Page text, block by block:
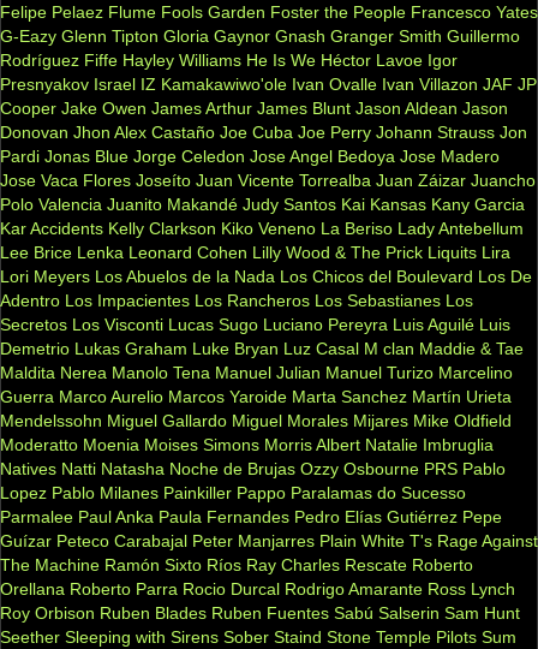
Felipe Pelaez Flume Fools Garden Foster the People Francesco Yates
G-Eazy Glenn Tipton Gloria Gaynor Gnash Granger Smith Guillermo
Rodríguez Fiffe Hayley Williams He Is We Héctor Lavoe Igor
Presnyakov Israel IZ Kamakawiwo'ole Ivan Ovalle Ivan Villazon JAF JP
Cooper Jake Owen James Arthur James Blunt Jason Aldean Jason
Donovan Jhon Alex Castaño Joe Cuba Joe Perry Johann Strauss Jon
Pardi Jonas Blue Jorge Celedon Jose Angel Bedoya Jose Madero
Jose Vaca Flores Joseíto Juan Vicente Torrealba Juan Záizar Juancho
Polo Valencia Juanito Makandé Judy Santos Kai Kansas Kany Garcia
Kar Accidents Kelly Clarkson Kiko Veneno La Beriso Lady Antebellum
Lee Brice Lenka Leonard Cohen Lilly Wood & The Prick Liquits Lira
Lori Meyers Los Abuelos de la Nada Los Chicos del Boulevard Los De
Adentro Los Impacientes Los Rancheros Los Sebastianes Los
Secretos Los Visconti Lucas Sugo Luciano Pereyra Luis Aguilé Luis
Demetrio Lukas Graham Luke Bryan Luz Casal M clan Maddie & Tae
Maldita Nerea Manolo Tena Manuel Julian Manuel Turizo Marcelino
Guerra Marco Aurelio Marcos Yaroide Marta Sanchez Martín Urieta
Mendelssohn Miguel Gallardo Miguel Morales Mijares Mike Oldfield
Moderatto Moenia Moises Simons Morris Albert Natalie Imbruglia
Natives Natti Natasha Noche de Brujas Ozzy Osbourne PRS Pablo
Lopez Pablo Milanes Painkiller Pappo Paralamas do Sucesso
Parmalee Paul Anka Paula Fernandes Pedro Elías Gutiérrez Pepe
Guízar Peteco Carabajal Peter Manjarres Plain White T's Rage Against
The Machine Ramón Sixto Ríos Ray Charles Rescate Roberto
Orellana Roberto Parra Rocio Durcal Rodrigo Amarante Ross Lynch
Roy Orbison Ruben Blades Ruben Fuentes Sabú Salserin Sam Hunt
Seether Sleeping with Sirens Sober Staind Stone Temple Pilots Sum